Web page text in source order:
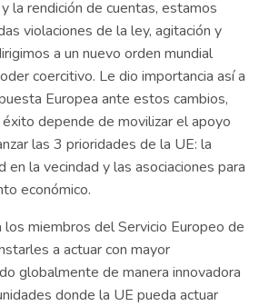
la rendición de cuentas, estamos
violaciones de la ley, agitación y
a un nuevo orden mundial
coercitivo. Le dio importancia así a
Europea ante estos cambios,
depende de movilizar el apoyo
las 3 prioridades de la UE: la
en la vecindad y las asociaciones para
económico.
miembros del Servicio Europeo de
a actuar con mayor
globalmente de manera innovadora
donde la UE pueda actuar